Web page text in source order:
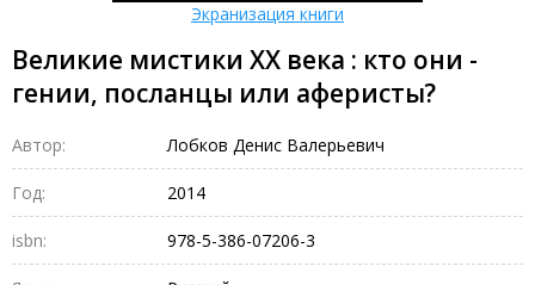
Экранизация книги
Великие мистики XX века : кто они -
гении, посланцы или аферисты?
Автор: Лобков Денис Валерьевич
Год: 2014
isbn: 978-5-386-07206-3